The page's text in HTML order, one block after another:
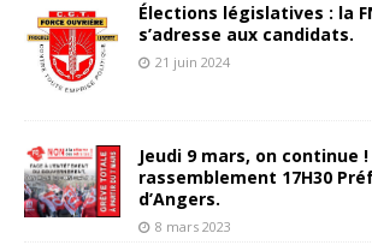
Élections législatives : la
s’adresse aux candidats.
21 juin 2024
Jeudi 9 mars, on continue
rassemblement 17H30
d’Angers.
8 mars 2023